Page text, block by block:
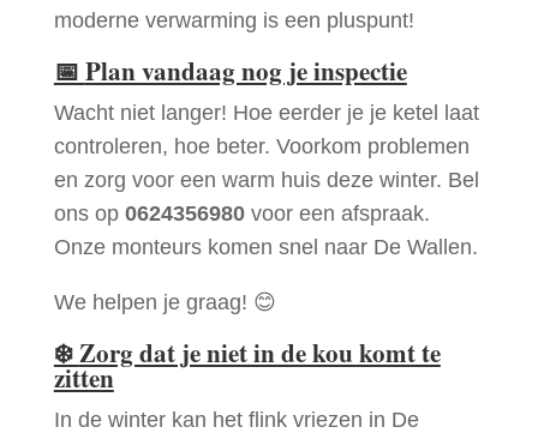
moderne verwarming is een pluspunt!
📅 Plan vandaag nog je inspectie
Wacht niet langer! Hoe eerder je je ketel laat
controleren, hoe beter. Voorkom problemen
en zorg voor een warm huis deze winter. Bel
ons op 0624356980voor een afspraak.
Onze monteurs komen snel naar De Wallen.
We helpen je graag! 😊
❄️Zorg dat je niet in de kou komt te
zitten
In de winter kan het flink vriezen in De